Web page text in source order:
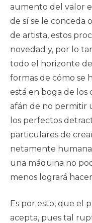
aumento del valor
de sí se le conceda
de artista, estos
novedad y, por lo
todo el horizonte
formas de cómo se
está en boga de los
afán de no permitir
los perfectos
particulares de
netamente
una máquina no
menos logrará
Es por esto, que el
acepta, pues tal